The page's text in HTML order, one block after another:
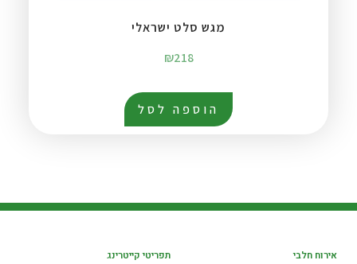
מגש סלט ישראלי
₪218
הוספה לסל
אירוח חלבי תפריטי קייטרינג